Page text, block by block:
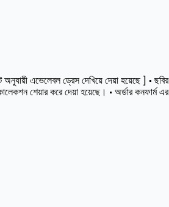
এভেলেবল ড্রেস দেখিয়ে দেয়া হয়েছে ] •
শেয়ার করে দেয়া হয়েছে। • অর্ডার